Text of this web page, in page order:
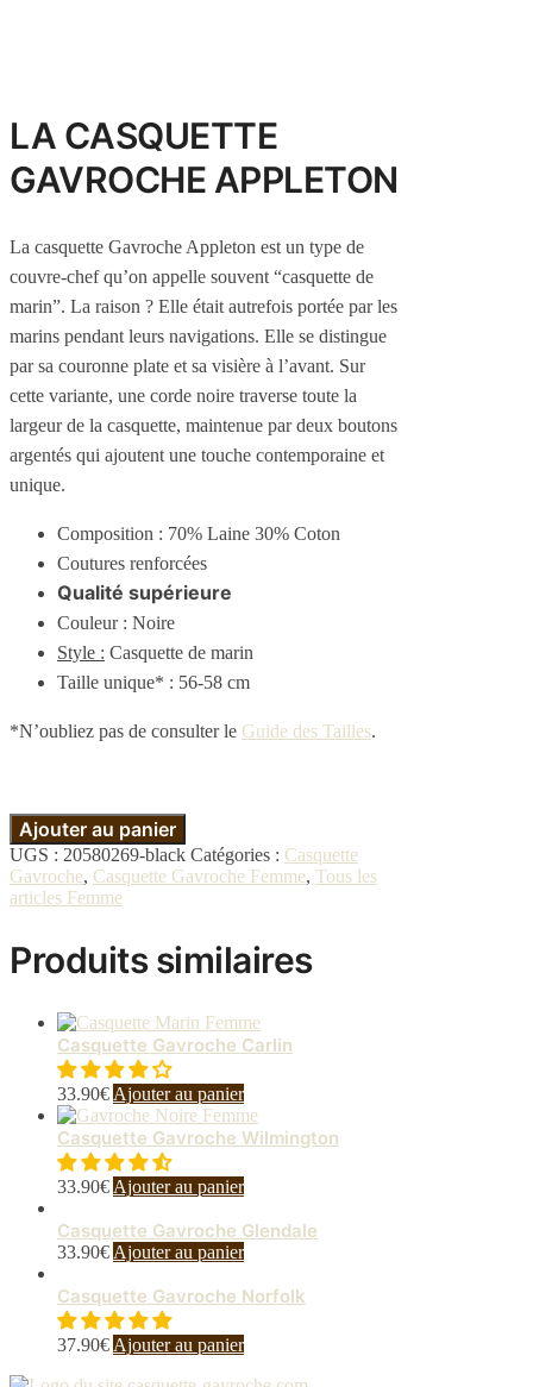
LA CASQUETTE
GAVROCHE APPLETON
La casquette Gavroche Appleton est un type de
couvre-chef qu’on appelle souvent “casquette de
marin”. La raison ? Elle était autrefois portée par les
marins pendant leurs navigations. Elle se distingue
par sa couronne plate et sa visière à l’avant. Sur
cette variante, une corde noire traverse toute la
largeur de la casquette, maintenue par deux boutons
argentés qui ajoutent une touche contemporaine et
unique.
Composition : 70% Laine 30% Coton
Coutures renforcées
Qualité supérieure
Couleur : Noire
Style : Casquette de marin
Taille unique* : 56-58 cm
*N’oubliez pas de consulter le Guide des Tailles.
Ajouter au panier
UGS : 20580269-black Catégories : Casquette
Gavroche, Casquette Gavroche Femme, Tous les
articles Femme
Produits similaires
Casquette Gavroche Carlin
33.90€ Ajouter au panier
Casquette Gavroche Wilmington
33.90€ Ajouter au panier
Casquette Gavroche Glendale
33.90€ Ajouter au panier
Casquette Gavroche Norfolk
37.90€ Ajouter au panier